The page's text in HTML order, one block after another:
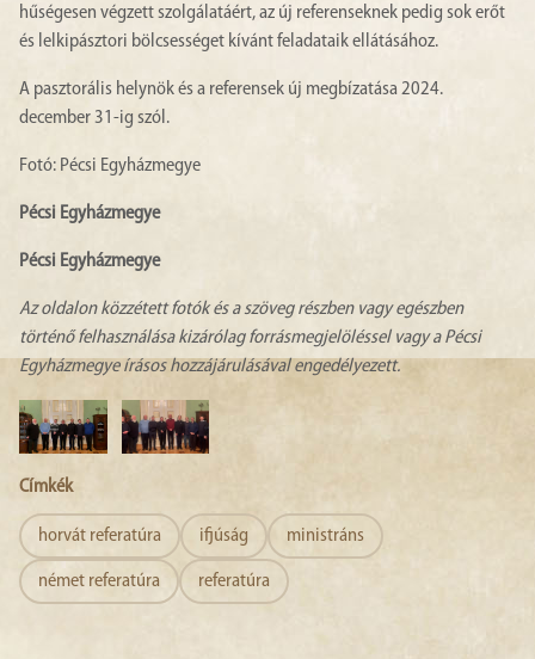
hűségesen végzett szolgálatáért, az új referenseknek pedig sok erőt
és lelkipásztori bölcsességet kívánt feladataik ellátásához.
A pasztorális helynök és a referensek új megbízatása 2024.
december 31-ig szól.
Fotó: Pécsi Egyházmegye
Pécsi Egyházmegye
Pécsi Egyházmegye
Az oldalon közzétett fotók és a szöveg részben vagy egészben
történő felhasználása kizárólag forrásmegjelöléssel vagy a Pécsi
Egyházmegye írásos hozzájárulásával engedélyezett.
Címkék
horvát referatúra ifjúság ministráns
német referatúra referatúra